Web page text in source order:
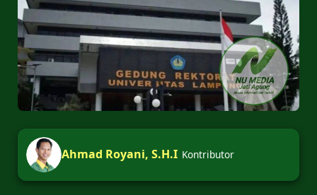
Ahmad Royani, S.H.I Kontributor